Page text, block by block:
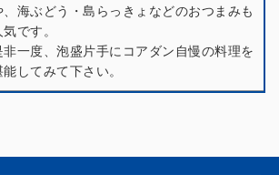
、海ぶどう・島らっきょなどのおつまみも
気です。
非一度、泡盛片手にコアダン自慢の料理を
能してみて下さい。